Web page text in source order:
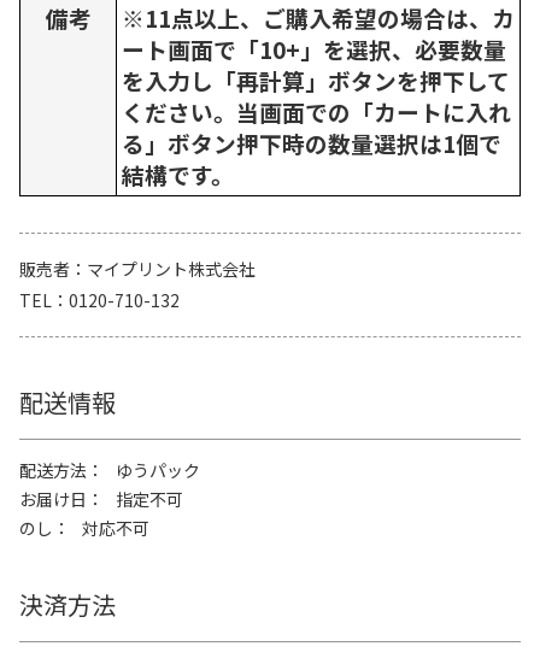
備考
※11点以上、ご購入希望の場合は、カ
ート画面で「10+」を選択、必要数量
を入力し「再計算」ボタンを押下して
ください。当画面での「カートに入れ
る」ボタン押下時の数量選択は1個で
結構です。
販売者
マイプリント株式会社
TEL
0120-710-132
配送情報
配送方法
ゆうパック
お届け日
指定不可
のし
対応不可
決済方法